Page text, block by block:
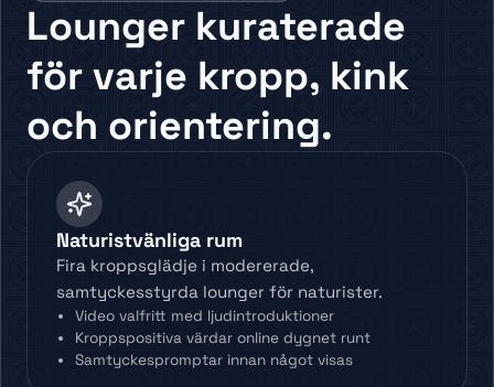
Lounger kuraterade
för varje kropp, kink
och orientering.
Naturistvänliga rum
Fira kroppsglädje i modererade,
samtyckesstyrda lounger för naturister.
Video valfritt med ljudintroduktioner
Kroppspositiva värdar online dygnet runt
Samtyckespromptar innan något visas